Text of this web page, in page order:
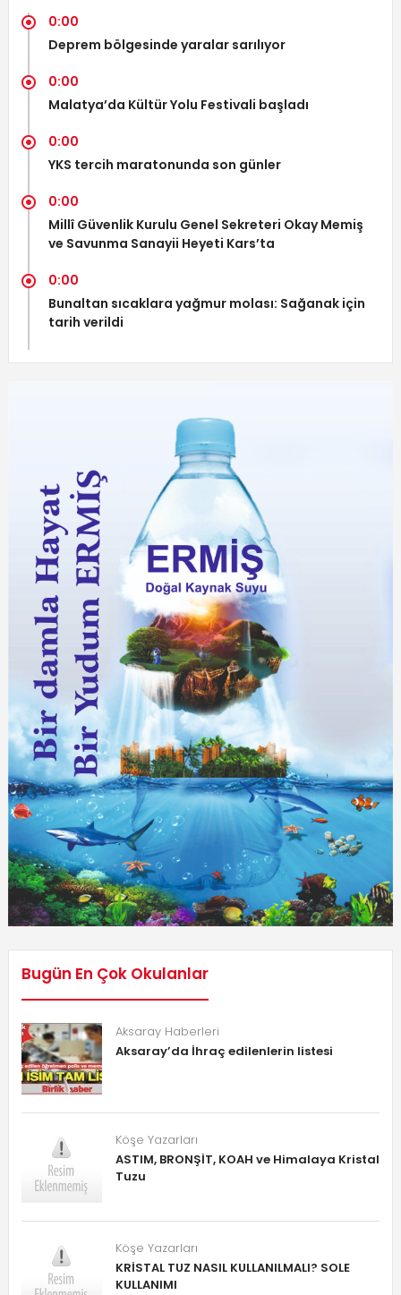
0:00
Deprem bölgesinde yaralar sarılıyor
0:00
Malatya’da Kültür Yolu Festivali başladı
0:00
YKS tercih maratonunda son günler
0:00
Millî Güvenlik Kurulu Genel Sekreteri Okay Memiş
ve Savunma Sanayii Heyeti Kars’ta
0:00
Bunaltan sıcaklara yağmur molası: Sağanak için
tarih verildi
Bugün En Çok Okulanlar
Aksaray Haberleri
Aksaray’da İhraç edilenlerin listesi
Köşe Yazarları
ASTIM, BRONŞİT, KOAH ve Himalaya Kristal
Tuzu
Köşe Yazarları
KRİSTAL TUZ NASIL KULLANILMALI? SOLE
KULLANIMI